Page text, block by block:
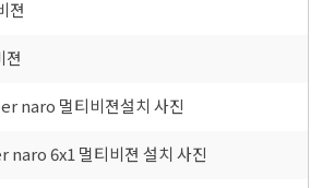
젼
젼
naro 멀티비젼설치 사진
naro 6x1 멀티비젼 설치 사진